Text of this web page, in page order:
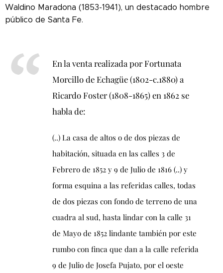
Waldino Maradona (1853-1941), un destacado hombre
público de Santa Fe.
En la venta realizada por Fortunata
Morcillo de Echagüe (1802-c.1880) a
Ricardo Foster (1808-1865) en 1862 se
habla de:
(..) La casa de altos o de dos piezas de
habitación, situada en las calles 3 de
Febrero de 1852 y 9 de Julio de 1816 (..) y
forma esquina a las referidas calles, todas
de dos piezas con fondo de terreno de una
cuadra al sud, hasta lindar con la calle 31
de Mayo de 1852 lindante también por este
rumbo con finca que dan a la calle referida
9 de Julio de Josefa Pujato, por el oeste